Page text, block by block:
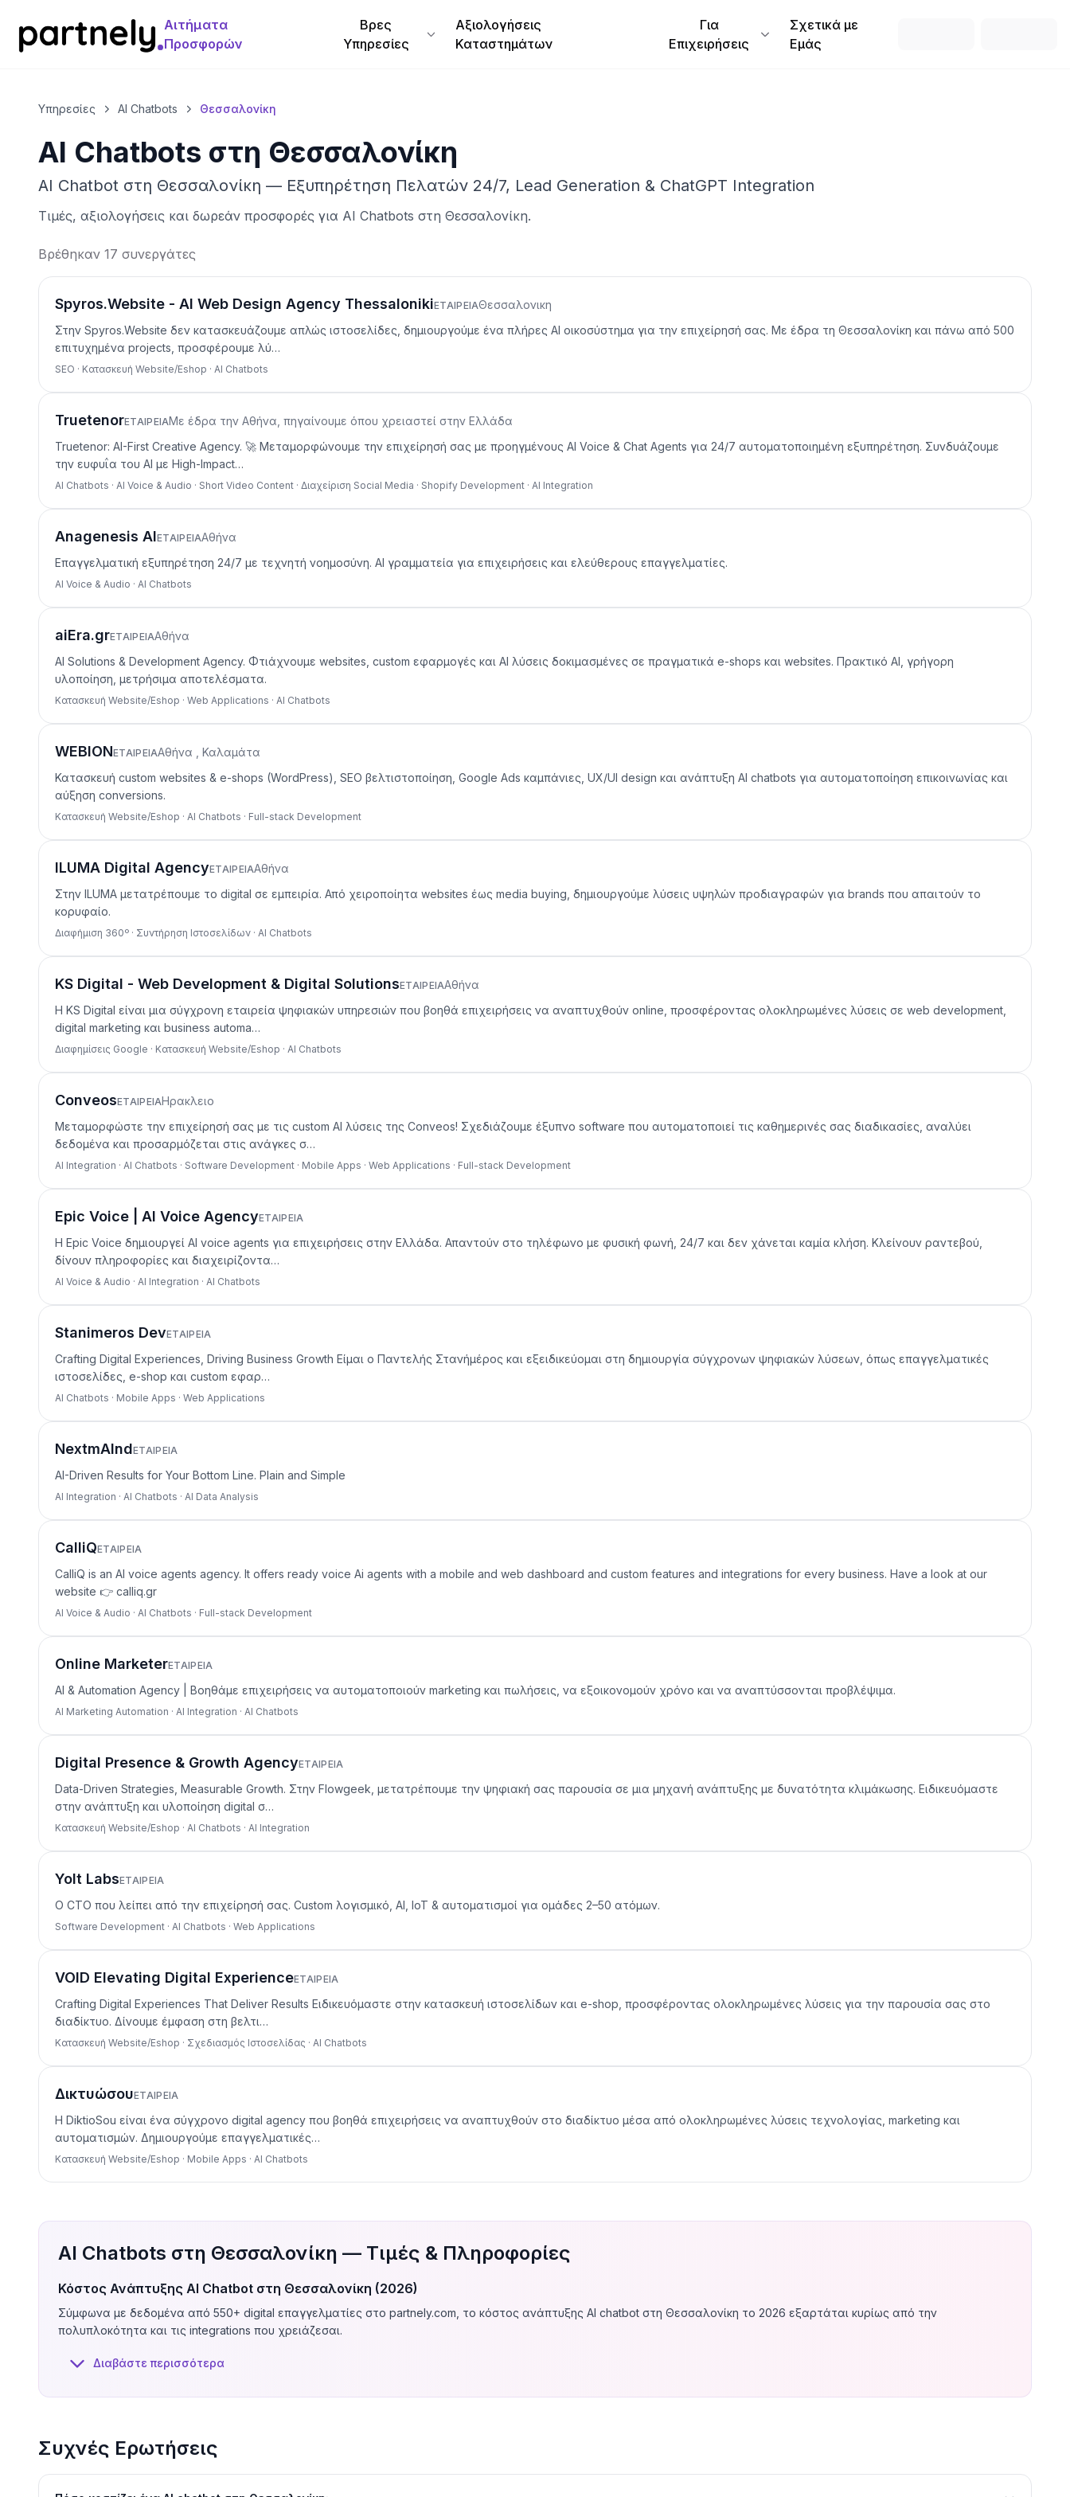
Αιτήματα
Προσφορών
Βρες
Υπηρεσίες
Αξιολογήσεις
Καταστημάτων
Για
Επιχειρήσεις
Σχετικά με
Εμάς
Υπηρεσίες AI Chatbots Θεσσαλονίκη
AI Chatbots στη Θεσσαλονίκη
AI Chatbot στη Θεσσαλονίκη — Εξυπηρέτηση Πελατών 24/7, Lead Generation & ChatGPT Integration
Τιμές, αξιολογήσεις και δωρεάν προσφορές για AI Chatbots στη Θεσσαλονίκη.
Βρέθηκαν 17 συνεργάτες
Spyros.Website - AI Web Design Agency ThessalonikiΕΤΑΙΡΕΊΑΘεσσαλονικη
Στην Spyros.Website δεν κατασκευάζουμε απλώς ιστοσελίδες, δημιουργούμε ένα πλήρες AI οικοσύστημα για την επιχείρησή σας. Με έδρα τη Θεσσαλονίκη και πάνω από 500
επιτυχημένα projects, προσφέρουμε λύ…
SEO · Κατασκευή Website/Eshop · AI Chatbots
TruetenorΕΤΑΙΡΕΊΑΜε έδρα την Αθήνα, πηγαίνουμε όπου χρειαστεί στην Ελλάδα
Truetenor: AI-First Creative Agency. 🚀 Μεταμορφώνουμε την επιχείρησή σας με προηγμένους AI Voice & Chat Agents για 24/7 αυτοματοποιημένη εξυπηρέτηση. Συνδυάζουμε
την ευφυΐα του AI με High-Impact…
AI Chatbots · AI Voice & Audio · Short Video Content · Διαχείριση Social Media · Shopify Development · AI Integration
Anagenesis AIΕΤΑΙΡΕΊΑΑθήνα
Επαγγελματική εξυπηρέτηση 24/7 με τεχνητή νοημοσύνη. AI γραμματεία για επιχειρήσεις και ελεύθερους επαγγελματίες.
AI Voice & Audio · AI Chatbots
aiEra.grΕΤΑΙΡΕΊΑΑθήνα
AI Solutions & Development Agency. Φτιάχνουμε websites, custom εφαρμογές και AI λύσεις δοκιμασμένες σε πραγματικά e-shops και websites. Πρακτικό AI, γρήγορη
υλοποίηση, μετρήσιμα αποτελέσματα.
Κατασκευή Website/Eshop · Web Applications · AI Chatbots
WEBIONΕΤΑΙΡΕΊΑΑθήνα , Καλαμάτα
Κατασκευή custom websites & e-shops (WordPress), SEO βελτιστοποίηση, Google Ads καμπάνιες, UX/UI design και ανάπτυξη AI chatbots για αυτοματοποίηση επικοινωνίας και
αύξηση conversions.
Κατασκευή Website/Eshop · AI Chatbots · Full-stack Development
ILUMA Digital AgencyΕΤΑΙΡΕΊΑΑθήνα
Στην ILUMA μετατρέπουμε το digital σε εμπειρία. Από χειροποίητα websites έως media buying, δημιουργούμε λύσεις υψηλών προδιαγραφών για brands που απαιτούν το
κορυφαίο.
Διαφήμιση 360º · Συντήρηση Ιστοσελίδων · AI Chatbots
KS Digital - Web Development & Digital SolutionsΕΤΑΙΡΕΊΑΑθήνα
Η KS Digital είναι μια σύγχρονη εταιρεία ψηφιακών υπηρεσιών που βοηθά επιχειρήσεις να αναπτυχθούν online, προσφέροντας ολοκληρωμένες λύσεις σε web development,
digital marketing και business automa…
Διαφημίσεις Google · Κατασκευή Website/Eshop · AI Chatbots
ConveosΕΤΑΙΡΕΊΑΗρακλειο
Μεταμορφώστε την επιχείρησή σας με τις custom AI λύσεις της Conveos! Σχεδιάζουμε έξυπνο software που αυτοματοποιεί τις καθημερινές σας διαδικασίες, αναλύει
δεδομένα και προσαρμόζεται στις ανάγκες σ…
AI Integration · AI Chatbots · Software Development · Mobile Apps · Web Applications · Full-stack Development
Epic Voice | AI Voice AgencyΕΤΑΙΡΕΊΑ
Η Epic Voice δημιουργεί AI voice agents για επιχειρήσεις στην Ελλάδα. Απαντούν στο τηλέφωνο με φυσική φωνή, 24/7 και δεν χάνεται καμία κλήση. Κλείνουν ραντεβού,
δίνουν πληροφορίες και διαχειρίζοντα…
AI Voice & Audio · AI Integration · AI Chatbots
Stanimeros DevΕΤΑΙΡΕΊΑ
Crafting Digital Experiences, Driving Business Growth Είμαι ο Παντελής Στανήμέρος και εξειδικεύομαι στη δημιουργία σύγχρονων ψηφιακών λύσεων, όπως επαγγελματικές
ιστοσελίδες, e-shop και custom εφαρ…
AI Chatbots · Mobile Apps · Web Applications
NextmAIndΕΤΑΙΡΕΊΑ
AI-Driven Results for Your Bottom Line. Plain and Simple
AI Integration · AI Chatbots · AI Data Analysis
CalliQΕΤΑΙΡΕΊΑ
CalliQ is an AI voice agents agency. It offers ready voice Ai agents with a mobile and web dashboard and custom features and integrations for every business. Have a look at our
website 👉 calliq.gr
AI Voice & Audio · AI Chatbots · Full-stack Development
Online MarketerΕΤΑΙΡΕΊΑ
AI & Automation Agency | Βοηθάμε επιχειρήσεις να αυτοματοποιούν marketing και πωλήσεις, να εξοικονομούν χρόνο και να αναπτύσσονται προβλέψιμα.
AI Marketing Automation · AI Integration · AI Chatbots
Digital Presence & Growth AgencyΕΤΑΙΡΕΊΑ
Data-Driven Strategies, Measurable Growth. Στην Flowgeek, μετατρέπουμε την ψηφιακή σας παρουσία σε μια μηχανή ανάπτυξης με δυνατότητα κλιμάκωσης. Ειδικευόμαστε
στην ανάπτυξη και υλοποίηση digital σ…
Κατασκευή Website/Eshop · AI Chatbots · AI Integration
Yolt LabsΕΤΑΙΡΕΊΑ
Ο CTO που λείπει από την επιχείρησή σας. Custom λογισμικό, AI, IoT & αυτοματισμοί για ομάδες 2–50 ατόμων.
Software Development · AI Chatbots · Web Applications
VOID Elevating Digital ExperienceΕΤΑΙΡΕΊΑ
Crafting Digital Experiences That Deliver Results Ειδικευόμαστε στην κατασκευή ιστοσελίδων και e-shop, προσφέροντας ολοκληρωμένες λύσεις για την παρουσία σας στο
διαδίκτυο. Δίνουμε έμφαση στη βελτι…
Κατασκευή Website/Eshop · Σχεδιασμός Ιστοσελίδας · AI Chatbots
ΔικτυώσουΕΤΑΙΡΕΊΑ
Η DiktioSou είναι ένα σύγχρονο digital agency που βοηθά επιχειρήσεις να αναπτυχθούν στο διαδίκτυο μέσα από ολοκληρωμένες λύσεις τεχνολογίας, marketing και
αυτοματισμών. Δημιουργούμε επαγγελματικές…
Κατασκευή Website/Eshop · Mobile Apps · AI Chatbots
AI Chatbots στη Θεσσαλονίκη — Τιμές & Πληροφορίες
Κόστος Ανάπτυξης AI Chatbot στη Θεσσαλονίκη (2026)
Σύμφωνα με δεδομένα από 550+ digital επαγγελματίες στο partnely.com, το κόστος ανάπτυξης AI chatbot στη Θεσσαλονίκη το 2026 εξαρτάται κυρίως από την
πολυπλοκότητα και τις integrations που χρειάζεσαι.
θέλουν να καλύψουν τις πιο συχνές ερωτήσεις πελατών.
Ένα custom AI chatbot με ChatGPT/Claude integration (κατανοεί φυσική γλώσσα, εκπαιδεύεται στο content σου, δίνει ολοκληρωμένες απαντήσεις) κοστίζει€2.000–€5.000.
€15.000+
Πέρα από το εφάπαξ κόστος, υπάρχει μηνιαίο API/hosting κόστος:€50–€500+/μήναανάλογα με τον όγκο συνομιλιών. Ongoing optimization κοστίζει€100–€500/μήνα.
Διαβάστε περισσότερα
Συχνές Ερωτήσεις